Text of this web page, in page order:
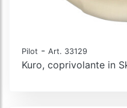
Pilot - Art. 33129
Kuro, coprivolante in